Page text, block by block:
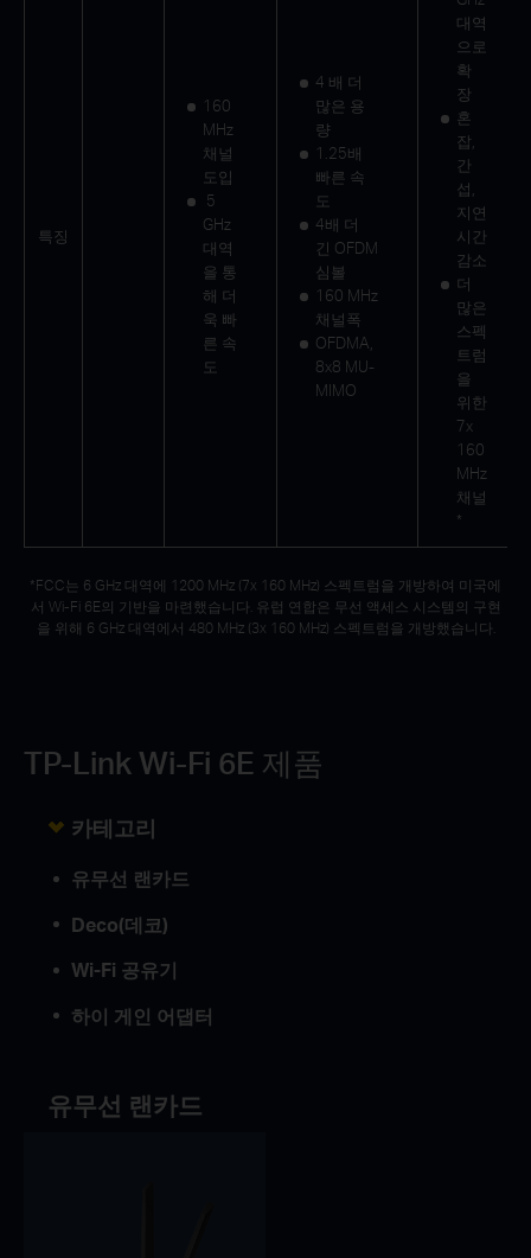
특징
160
MHz
채널
도입
5
GHz
대역
을 통
해 더
욱 빠
른 속
도
4 배 더
많은 용
량
1.25배
빠른 속
도
4배 더
긴 OFDM
심볼
160 MHz
채널폭
OFDMA,
8x8 MU-
MIMO
대역
으로
확
장
혼
잡,
간
섭,
지연
시간
감소
더
많은
스펙
트럼
을
위한
7x
160
MHz
채널
*
*FCC는 6 GHz 대역에 1200 MHz (7x 160 MHz) 스펙트럼을 개방하여 미국에
서 Wi-Fi 6E의 기반을 마련했습니다. 유럽 연합은 무선 액세스 시스템의 구현
을 위해 6 GHz 대역에서 480 MHz (3x 160 MHz) 스펙트럼을 개방했습니다.
TP-Link Wi-Fi 6E 제품
카테고리
유무선 랜카드
Deco(데코)
Wi-Fi 공유기
하이 게인 어댑터
유무선 랜카드